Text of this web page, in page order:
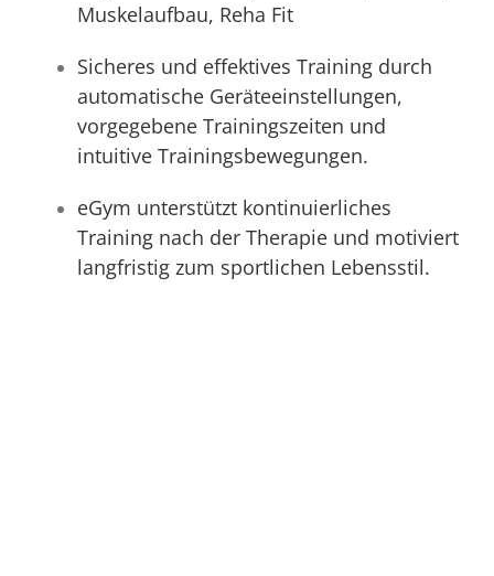
Muskelaufbau, Reha Fit
Sicheres und effektives Training durch
automatische Geräteeinstellungen,
vorgegebene Trainingszeiten und
intuitive Trainingsbewegungen.
eGym unterstützt kontinuierliches
Training nach der Therapie und motiviert
langfristig zum sportlichen Lebensstil.